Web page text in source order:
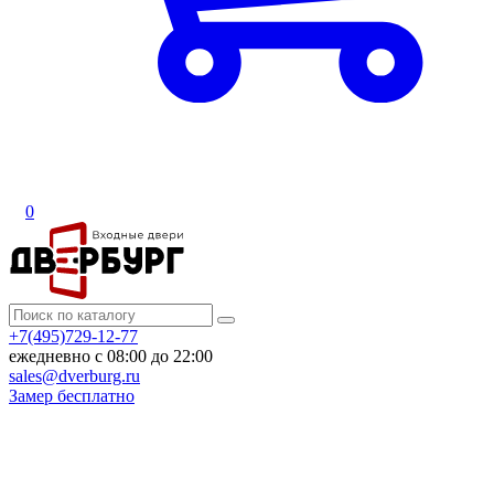
0
+7(495)729-12-77
ежедневно с 08:00 до 22:00
sales@dverburg.ru
Замер бесплатно